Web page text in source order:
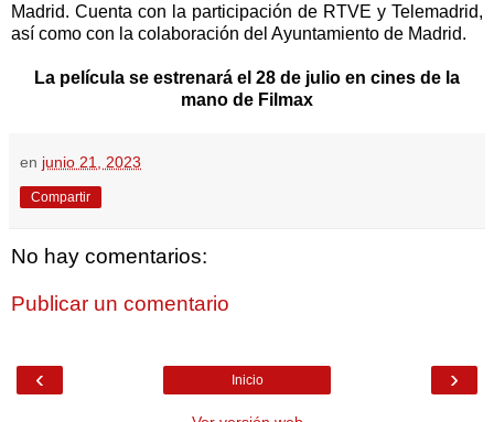
Madrid. Cuenta con la participación de RTVE y Telemadrid,
así como con la colaboración del Ayuntamiento de Madrid.
La película se estrenará el 28 de julio en cines de la
mano de Filmax
en junio 21, 2023
Compartir
No hay comentarios:
Publicar un comentario
‹ ›
Inicio